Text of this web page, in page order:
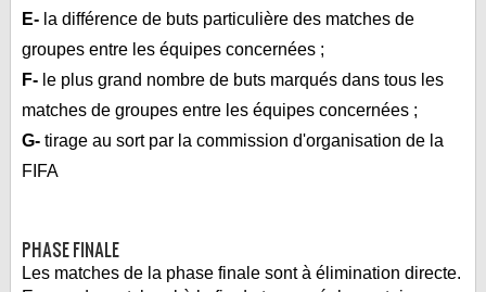
E-la différence de buts particulière des matches de
groupes entre les équipes concernées ;
F-le plus grand nombre de buts marqués dans tous les
matches de groupes entre les équipes concernées ;
G-tirage au sort par la commission d'organisation de la
FIFA
PHASE FINALE
Les matches de la phase finale sont à élimination directe.